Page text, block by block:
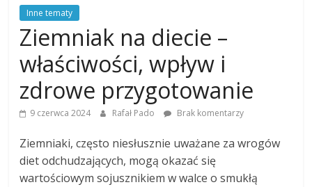
Inne tematy
Ziemniak na diecie –
właściwości, wpływ i
zdrowe przygotowanie
9 czerwca 2024 Rafał Pado Brak komentarzy
Ziemniaki, często niesłusznie uważane za wrogów
diet odchudzających, mogą okazać się
wartościowym sojusznikiem w walce o smukłą